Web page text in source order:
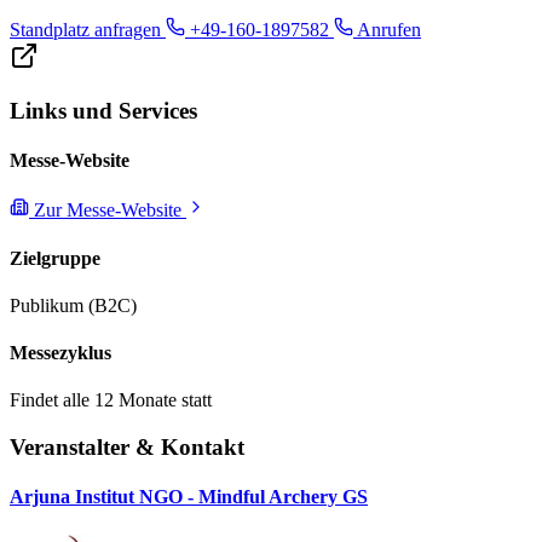
Wohnmobilstellplätze
Für Wohnmobile, die wegen ihrer Höhe nicht in die Parkgaragen
Gifiz-Strandbads im Stadtteil Uffhofen zur Verfügung.
Stromversorgung sowie Ver- und Entsorgungsstation sind
Standplatz anfragen +49-160-1897582 Anrufen
Links und Services
Messe-Website
Zur Messe-Website
Zielgruppe
Publikum (B2C)
Messezyklus
Findet alle 12 Monate statt
Veranstalter & Kontakt
Arjuna Institut NGO - Mindful Archery GS